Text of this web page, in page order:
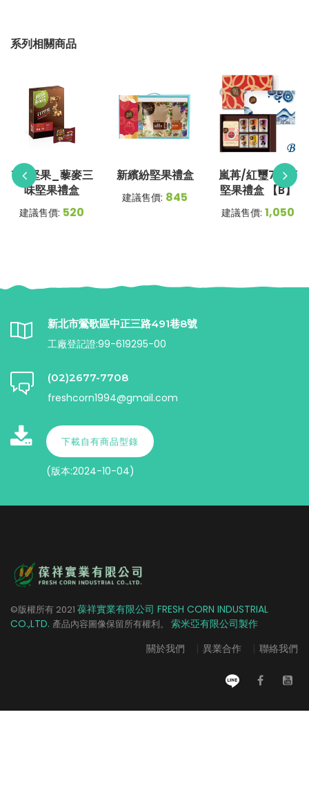
系列相關商品
7日堅果_藜麥三
味堅果禮盒
建議售價: 520
新繽紛堅果禮盒
建議售價: 845
嵐苒/紅璽7入茶
堅果禮盒 【B】
建議售價: 1,050
新北市鶯歌區中正三路491巷8號
工廠登記證:99-619295-00
(02)2677-7708
freshcorn1994@gmail.com
下載自有商品型錄
(版本:2024-10-04)
©版權所有 2021 葆祥實業有限公司 FRESH CORN INDUSTRIAL
CO.,LTD. 產品內容圖像保留所有權利。 索米亞有限公司製作
關於我們
| 異業合作 | 聯絡我們